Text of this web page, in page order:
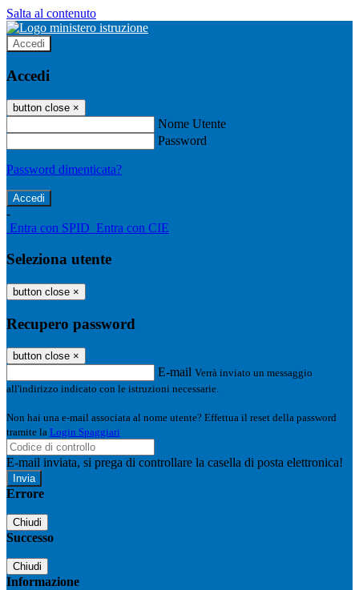
Salta al contenuto
Accedi
Accedi
button close ×
Nome Utente
Password
Password dimenticata?
-
Entra con SPID Entra con CIE
Seleziona utente
button close ×
Recupero password
button close ×
E-mail Verrà inviato un messaggio
all'indirizzo indicato con le istruzioni necessarie.
Non hai una e-mail associata al nome utente? Effettua il reset della password
tramite la Login Spaggiari
E-mail inviata, si prega di controllare la casella di posta elettronica!
Errore
Chiudi
Successo
Chiudi
Informazione